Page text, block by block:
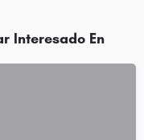
Interesado En